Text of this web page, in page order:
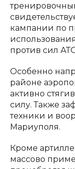
кампании по
против сил
Особенно
районе
активно
силу. Также
техники и
Мариуполя.
Кроме
массово